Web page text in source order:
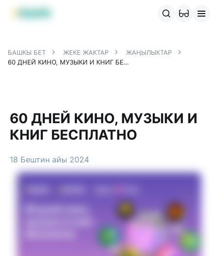
MBANK өнүмдөрү
БАШКЫ БЕТ ЖЕКЕ ЖАКТАР
ЖАҢЫЛЫКТАР
60 ДНЕЙ КИНО, МУЗЫКИ И КНИГ БЕСПЛАТНО
60 ДНЕЙ КИНО, МУЗЫКИ И
КНИГ БЕСПЛАТНО
18 Бештин айы 2024